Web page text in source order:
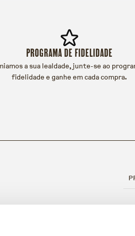
PROGRAMA DE FIDELIDADE
a sua lealdade, junte-se ao
fidelidade e ganhe em cada compra.